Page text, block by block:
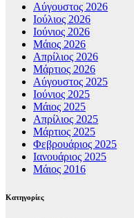
Αύγουστος 2026
Ιούλιος 2026
Ιούνιος 2026
Μάιος 2026
Απρίλιος 2026
Μάρτιος 2026
Αύγουστος 2025
Ιούνιος 2025
Μάιος 2025
Απρίλιος 2025
Μάρτιος 2025
Φεβρουάριος 2025
Ιανουάριος 2025
Μάιος 2016
Kατηγορίες